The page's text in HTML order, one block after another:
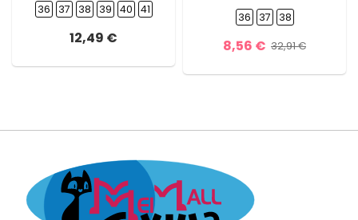
36 37 38 39 40 41
12,49 €
36 37 38
8,56 € 32,91 €